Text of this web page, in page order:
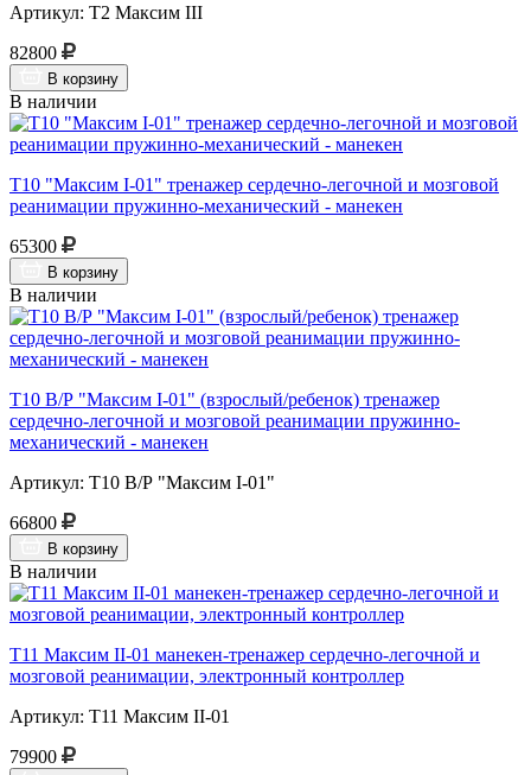
Артикул: Т2 Максим III
82800
В корзину
В наличии
Т10 "Максим I-01" тренажер сердечно-легочной и мозговой
реанимации пружинно-механический - манекен
65300
В корзину
В наличии
Т10 В/Р "Максим I-01" (взрослый/ребенок) тренажер
сердечно-легочной и мозговой реанимации пружинно-
механический - манекен
Артикул: Т10 В/Р "Максим I-01"
66800
В корзину
В наличии
Т11 Максим II-01 манекен-тренажер сердечно-легочной и
мозговой реанимации, электронный контроллер
Артикул: Т11 Максим II-01
79900